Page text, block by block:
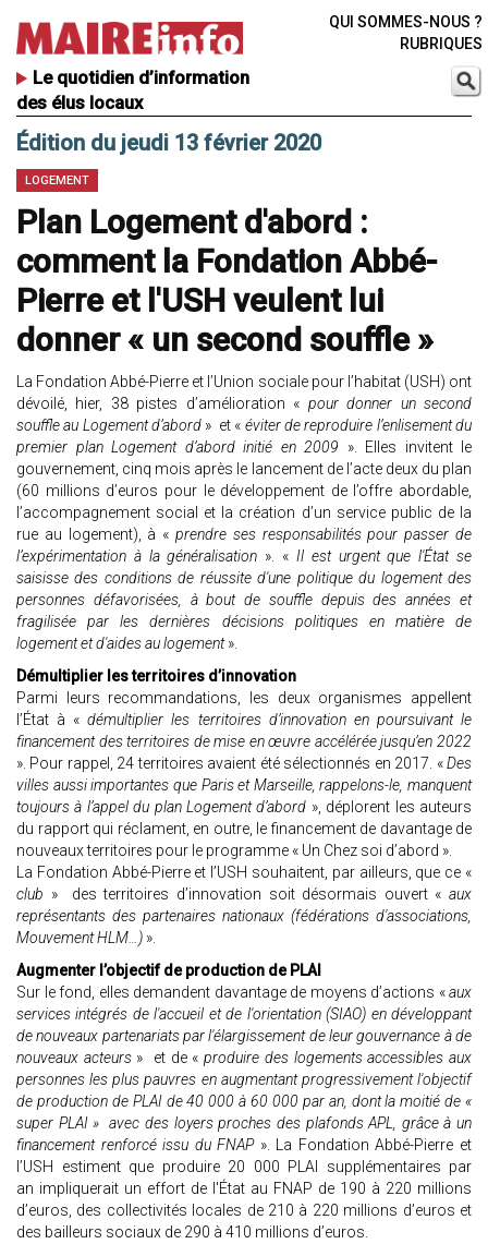
Le quotidien d’information
des élus locaux
QUI SOMMES-NOUS ?
RUBRIQUES
Édition du jeudi 13 février 2020
LOGEMENT
Plan Logement d'abord :
comment la Fondation Abbé-
Pierre et l'USH veulent lui
donner « un second souffle »
La Fondation Abbé-Pierre et l’Union sociale pour l’habitat (USH) ont
dévoilé, hier, 38 pistes d’amélioration « pour donner un second
souffle au Logement d’abord » et « éviter de reproduire l’enlisement du
premier plan Logement d’abord initié en 2009 ». Elles invitent le
gouvernement, cinq mois après le lancement de l’acte deux du plan
(60 millions d’euros pour le développement de l’offre abordable,
l’accompagnement social et la création d’un service public de la
rue au logement), à « prendre ses responsabilités pour passer de
l’expérimentation à la généralisation ». « Il est urgent que l'État se
saisisse des conditions de réussite d'une politique du logement des
personnes défavorisées, à bout de souffle depuis des années et
fragilisée par les dernières décisions politiques en matière de
logement et d'aides au logement».
Démultiplier les territoires d’innovation
Parmi leurs recommandations, les deux organismes appellent
l’État à «démultiplier les territoires d’innovation en poursuivant le
financement des territoires de mise en œuvre accélérée jusqu’en 2022
». Pour rappel, 24 territoires avaient été sélectionnés en 2017. «Des
villes aussi importantes que Paris et Marseille, rappelons-le, manquent
toujours à l’appel du plan Logement d’abord », déplorent les auteurs
du rapport qui réclament, en outre, le financement de davantage de
nouveaux territoires pour le programme « Un Chez soi d’abord ».
La Fondation Abbé-Pierre et l’USH souhaitent, par ailleurs, que ce «
club » des territoires d’innovation soit désormais ouvert «aux
représentants des partenaires nationaux (fédérations d'associations,
Mouvement HLM…) ».
Augmenter l’objectif de production de PLAI
Sur le fond, elles demandent davantage de moyens d’actions «aux
services intégrés de l'accueil et de l'orientation (SIAO) en développant
de nouveaux partenariats par l'élargissement de leur gouvernance à de
nouveaux acteurs» et de «produire des logements accessibles aux
personnes les plus pauvres en augmentant progressivement l'objectif
de production de PLAI de 40 000 à 60 000 par an, dont la moitié de «
super PLAI » avec des loyers proches des plafonds APL, grâce à un
financement renforcé issu du FNAP». La Fondation Abbé-Pierre et
l’USH estiment que produire 20 000 PLAI supplémentaires par
an impliquerait un effort de l'État au FNAP de 190 à 220 millions
d’euros, des collectivités locales de 210 à 220 millions d’euros et
des bailleurs sociaux de 290 à 410 millions d’euros.